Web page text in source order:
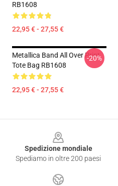
RB1608
22,95 € - 27,55 €
Metallica Band All Over Print
Tote Bag RB1608
22,95 € - 27,55 €
-20%
Spedizione mondiale
Spediamo in oltre 200 paesi